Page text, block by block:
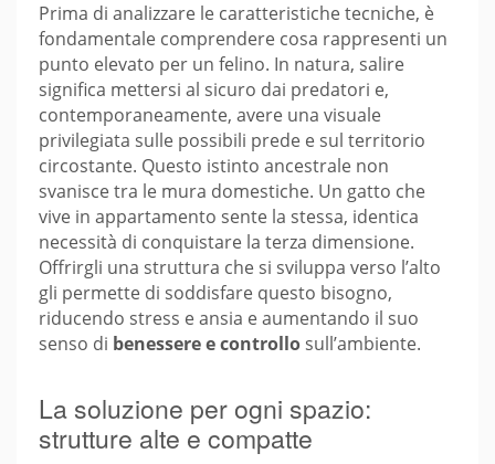
Prima di analizzare le caratteristiche tecniche, è
fondamentale comprendere cosa rappresenti un
punto elevato per un felino. In natura, salire
significa mettersi al sicuro dai predatori e,
contemporaneamente, avere una visuale
privilegiata sulle possibili prede e sul territorio
circostante. Questo istinto ancestrale non
svanisce tra le mura domestiche. Un gatto che
vive in appartamento sente la stessa, identica
necessità di conquistare la terza dimensione.
Offrirgli una struttura che si sviluppa verso l’alto
gli permette di soddisfare questo bisogno,
riducendo stress e ansia e aumentando il suo
senso di benessere e controllo sull’ambiente.
La soluzione per ogni spazio:
strutture alte e compatte